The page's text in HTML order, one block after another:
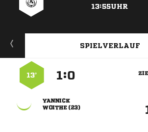
13:55UHR
SPIELVERLAUF
:
13’

 